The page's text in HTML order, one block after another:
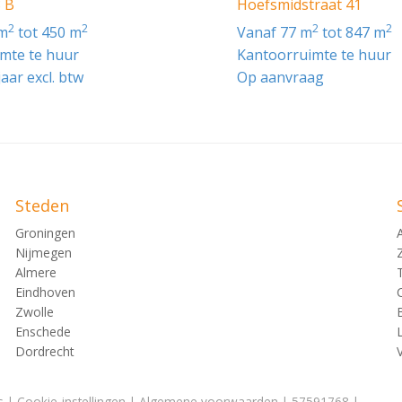
worden verricht en die conform
inclusief nood- en
B
2 tot 450 m2
te huur
excl. btw
Hoefsmidstraat 41
vanaf 77 m2tot 847 m2
Kantoorruimte te huur
Op aanvraag
Steden
Groningen
Nijmegen
Almere
Eindhoven
Zwolle
Enschede
Dordrecht